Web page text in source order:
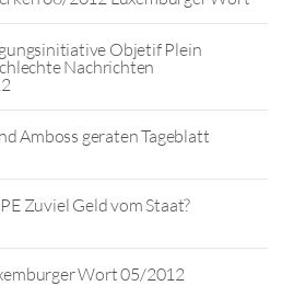
Objetif Plein
Nachrichten
Amboss geraten Tageblatt
Zuviel Geld vom Staat?
Wort 05/2012